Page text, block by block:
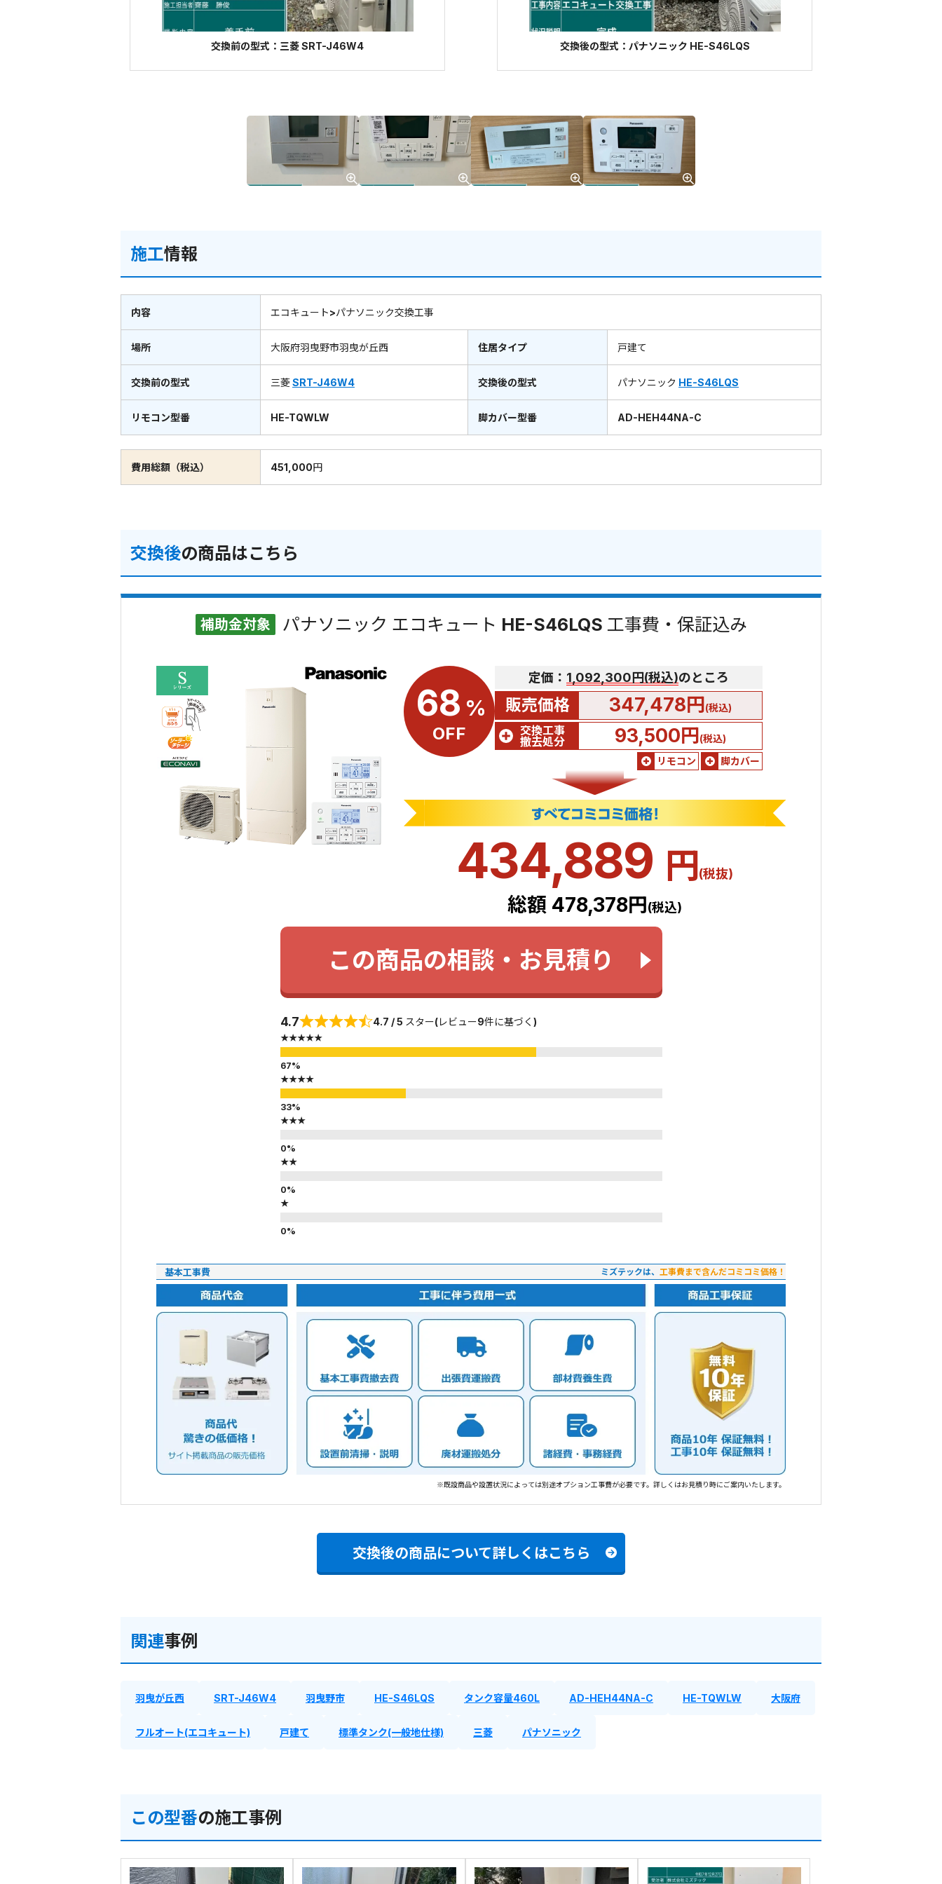
交換前の型式：三菱 SRT-J46W4 交換後の型式：パナソニック HE-S46LQS
施工情報
内容 エコキュート>パナソニック交換工事
場所 大阪府羽曳野市羽曳が丘西 住居タイプ 戸建て
交換前の型式 三菱SRT-J46W4 交換後の型式 パナソニック HE-S46LQS
リモコン型番 HE-TQWLW 脚カバー型番 AD-HEH44NA-C
費用総額（税込） 451,000円
交換後の商品はこちら
補助金対象 パナソニック エコキュート HE-S46LQS 工事費・保証込み
68 %
OFF
定価： 1,092,300円(税込)のところ
販売価格 347,478円(税込)
交換工事
撤去処分
93,500円(税込)
リモコン
脚カバー
434,889 円(税抜)
総額 478,378円(税込)
この商品の相談・お見積り
4.7 4.7 / 5 スター(レビュー9件に基づく)
★★★★★
★★★★
★★★
★★
★
基本工事費 ミズテックは、 工事費まで含んだコミコミ価格！
※既設商品や設置状況によっては別途オプション工事費が必要です。詳しくはお見積り時にご案内いたします。
交換後の商品について詳しくはこちら
関連事例
羽曳が丘西 SRT-J46W4 羽曳野市 HE-S46LQS タンク容量460L AD-HEH44NA-C HE-TQWLW 大阪府
フルオート(エコキュート) 戸建て 標準タンク(一般地仕様) 三菱 パナソニック
この型番の施工事例